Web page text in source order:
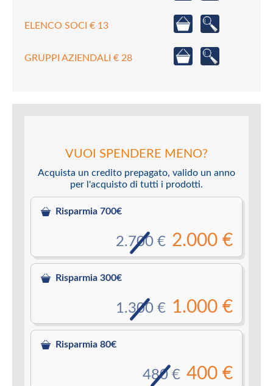
ELENCO SOCI € 13
GRUPPI AZIENDALI € 28
VUOI SPENDERE MENO?
Acquista un credito prepagato, valido un anno
per l'acquisto di tutti i prodotti.
Risparmia 700€
2.000 €
2.700 €
Risparmia 300€
1.000 €
1.300 €
Risparmia 80€
400 €
480 €